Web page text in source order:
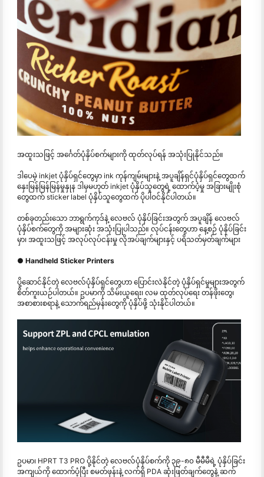
အထူးသဖြင့် အင်္ဂေတ်ပုံနှိပ်စက်များကို ထုတ်လုပ်ရန် အသုံးပြုနိုင်သည်။
ဒါပေမဲ့ inkjet ပုံနှိပ်ရှင်တွေမှာ ink ကုန်ကျမ်းများနဲ့ အပူချိန်ရှင်ပုံနှိပ်ရှင်တွေထက်
နှေးမြန်မြန်မြန်မှုနှုန ဒါမှမဟုတ် inkjet ပုံနှိပ်သူတွေရဲ့ ထောက်ပံ့မှု အခြားမျိုးစုံ
တွေထက် sticker label ပုံနှိပ်သူတွေထက် ပိုပါဝင်နိုင်ပါတယ်။
တစ်ခုတည်းသော ဘာရွက်ကုဒ်နဲ့ လေဗလ် ပုံနှိပ်ခြင်းအတွက် အပူချိန် လေဗလ်
ပုံနှိပ်စက်တွေကို အများဆုံး အသုံးပြုပါသည်။ လုပ်ငန်းတွေဟာ နေ့စဉ် ပုံနှိပ်ခြင်း
မှာ၊ အထူးသဖြင့် အလုပ်လုပ်ငန်းမှု လိုအပ်ချက်များနှင့် ပရိသတ်မှတ်ချက်များ
● Handheld Sticker Printers
ပို့ဆောင်နိုင်တဲ့ လေဗလ်ပုံနှိပ်ရှင်တွေဟာ ပြောင်းလဲနိုင်တဲ့ ပုံနှိပ်ရှင်မှုများအတွက်
စိတ်ကူးယဉ်ပါတယ်။ ဥပမာကို သိမ်းယူရေး၊ လမ ထုတ်လုပ်ရေး တန်ဖိုးတွေ၊
အစာစားစရာနဲ့ သောက်ရည်မှန်းတွေကို ပုံနှိပ်ဖို့ သုံးနိုင်ပါတယ်။
ဥပမာ၊ HPRT T3 PRO ပို့နိုင်တဲ့ လေဗလ်ပုံနှိပ်စက်ကို ၃၉-၈၀ မီမီမီရဲ့ ပုံနှိပ်ခြင်း
အကျယ်ကို ထောက်ပံ့ပြီး စမတ်ဖုန်းနဲ့ လက်ရှိ PDA ဆုံးဖြတ်ချက်တွေနဲ့ ဆက်